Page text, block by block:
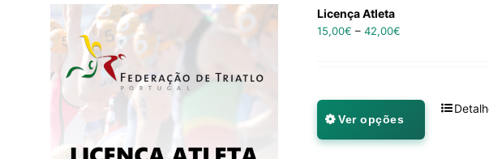
Licença Atleta
15,00€ –42,00€
Ver opções